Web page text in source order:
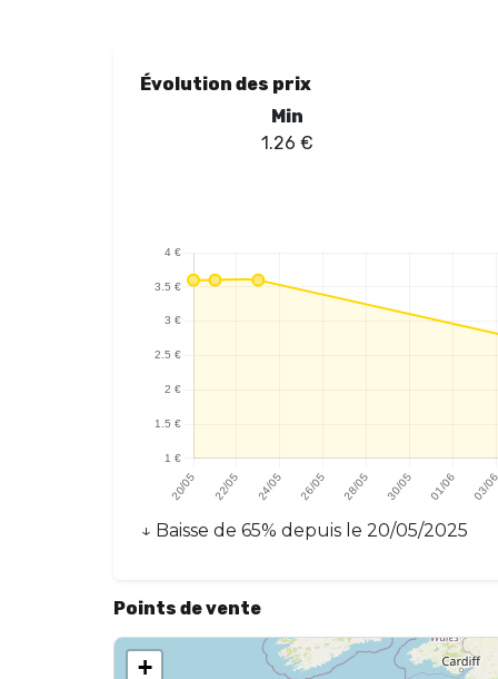
Évolution des prix
Min
1.26 €
↓ Baisse de 65% depuis le 20/05/2025
Points de vente
+